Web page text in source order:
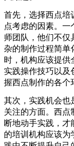
首先，选择西点培
点考虑的因素。
师团队，他们不仅
杂的制作过程简单
时，机构应该提供
实践操作技巧以及
握西点制作的各个
其次，实践机会也
关注的方面。西点
断地动手实践，
的培训机构应该为